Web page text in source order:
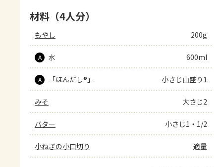
材料（4人分）
もやし 200g
A 水 600ml
A 「ほんだし®」 小さじ山盛り1
みそ 大さじ2
バター 小さじ1・1/2
小ねぎの小口切り 適量